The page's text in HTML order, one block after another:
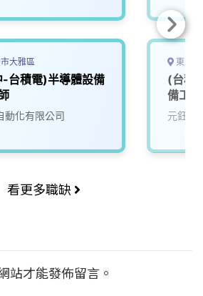
大雅區
-台積電)半導體設備
動化有限公司
東北
(台積
備工
元鈺自
看更多職缺
站才能發佈留言。